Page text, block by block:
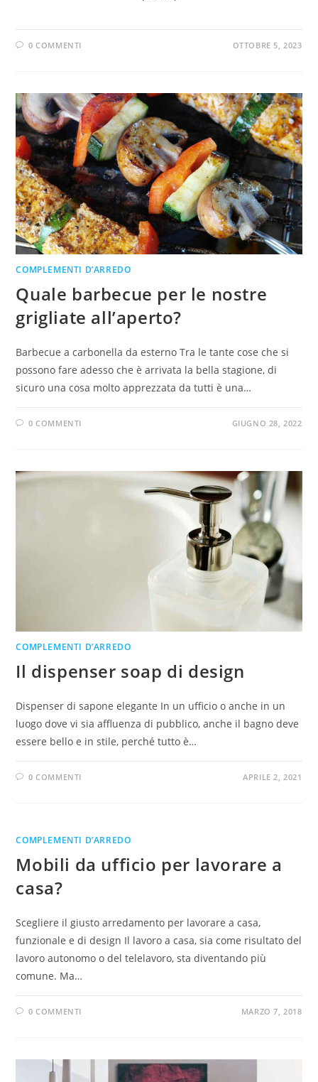
0 COMMENTI OTTOBRE 5, 2023
COMPLEMENTI D’ARREDO
Quale barbecue per le nostre
grigliate all’aperto?
Barbecue a carbonella da esterno Tra le tante cose che si
possono fare adesso che è arrivata la bella stagione, di
sicuro una cosa molto apprezzata da tutti è una…
0 COMMENTI GIUGNO 28, 2022
COMPLEMENTI D’ARREDO
Il dispenser soap di design
Dispenser di sapone elegante In un ufficio o anche in un
luogo dove vi sia affluenza di pubblico, anche il bagno deve
essere bello e in stile, perché tutto è…
0 COMMENTI APRILE 2, 2021
COMPLEMENTI D’ARREDO
Mobili da ufficio per lavorare a
casa?
Scegliere il giusto arredamento per lavorare a casa,
funzionale e di design Il lavoro a casa, sia come risultato del
lavoro autonomo o del telelavoro, sta diventando più
comune. Ma…
0 COMMENTI MARZO 7, 2018